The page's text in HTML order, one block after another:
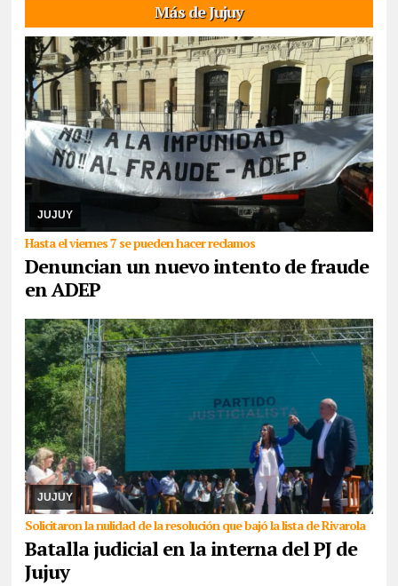
Más de Jujuy
JUJUY
Hasta el viernes 7 se pueden hacer reclamos
Denuncian un nuevo intento de fraude
en ADEP
06/08/2026 De cara a las elecciones nacionales de CTERA del 2
de septiembre, integrante de la lista Multicolor sostuvo que hace
días que la Junta Electoral no s ...
JUJUY
Solicitaron la nulidad de la resolución que bajó la lista de Rivarola
Batalla judicial en la interna del PJ de
Jujuy
05/08/2026 Cuando ya parecía que la senadora nacional
Carolina Moisés se haría del control del PJ en Jujuy, la lista que
había sido dejada fuera de la contienda ...